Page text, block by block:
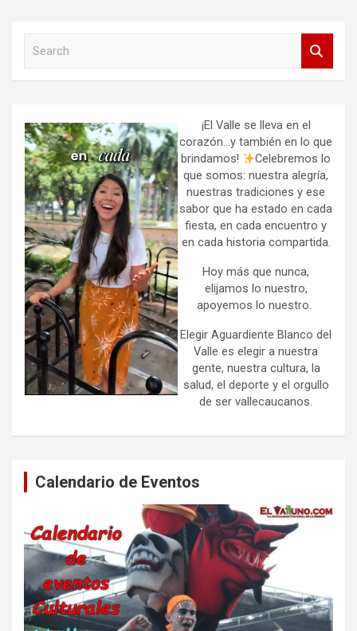
h
¡El Valle se lleva en el
corazón…y también en lo que
brindamos!
Celebremos lo
que somos: nuestra alegría,
nuestras tradiciones y ese
sabor que ha estado en cada
fiesta, en cada encuentro y
en cada historia compartida.
Hoy más que nunca,
elijamos lo nuestro,
apoyemos lo nuestro.
Elegir Aguardiente Blanco del
Valle es elegir a nuestra
gente, nuestra cultura, la
salud, el deporte y el orgullo
de ser vallecaucanos.
Calendario de Eventos